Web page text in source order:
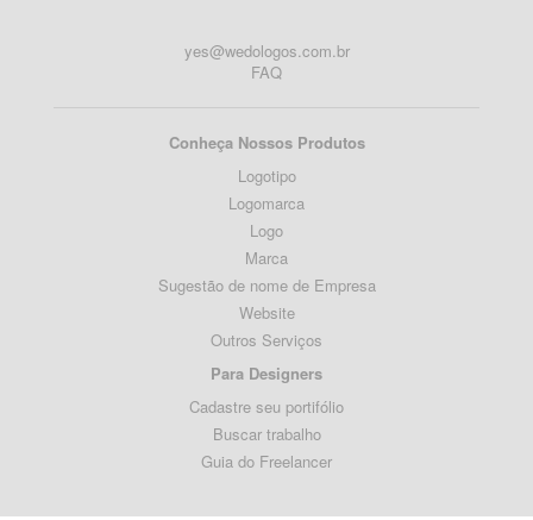
yes@wedologos.com.br
FAQ
Conheça Nossos Produtos
Logotipo
Logomarca
Logo
Marca
Sugestão de nome de Empresa
Website
Outros Serviços
Para Designers
Cadastre seu portifólio
Buscar trabalho
Guia do Freelancer